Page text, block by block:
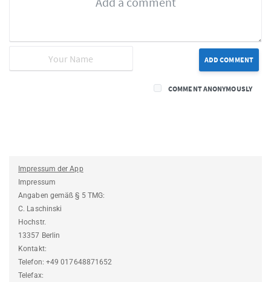
ADD COMMENT
COMMENT ANONYMOUSLY
Impressum der App
Impressum
Angaben gemäß § 5 TMG:
C. Laschinski
Hochstr.
13357 Berlin
Kontakt:
Telefon: +49 017648871652
Telefax: